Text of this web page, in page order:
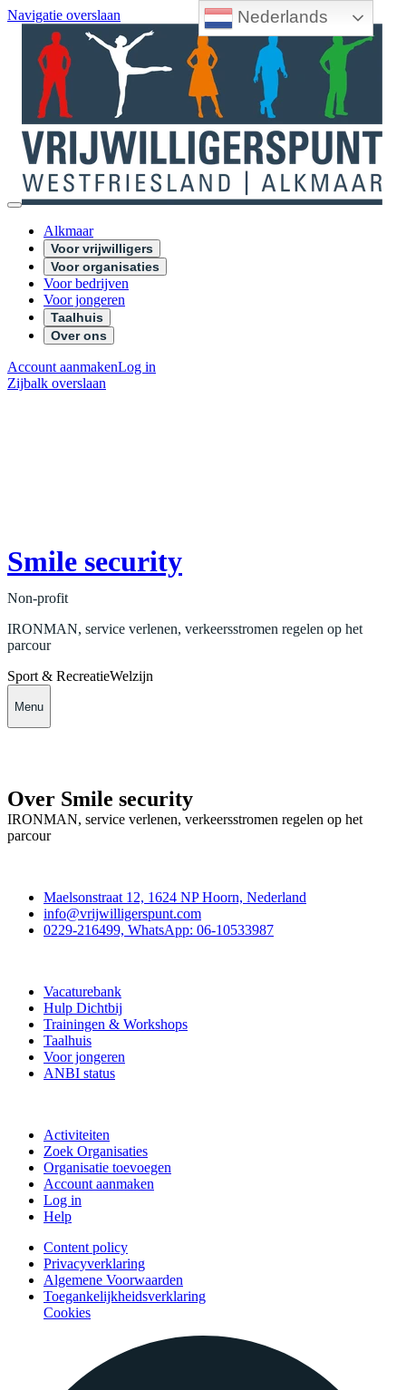
Nederlands
Navigatie overslaan
Alkmaar
Voor vrijwilligers
Voor organisaties
Voor bedrijven
Voor jongeren
Taalhuis
Over ons
Account aanmakenLog in
Zijbalk overslaan
Smile security
Non-profit
IRONMAN, service verlenen, verkeersstromen regelen op het
parcour
Sport & RecreatieWelzijn
Menu
Over Smile security
IRONMAN, service verlenen, verkeersstromen regelen op het
parcour
Maelsonstraat 12, 1624 NP Hoorn, Nederland
info@vrijwilligerspunt.com
0229-216499, WhatsApp: 06-10533987
Vacaturebank
Hulp Dichtbij
Trainingen & Workshops
Taalhuis
Voor jongeren
ANBI status
Activiteiten
Zoek Organisaties
Organisatie toevoegen
Account aanmaken
Log in
Help
Content policy
Privacyverklaring
Algemene Voorwaarden
Toegankelijkheidsverklaring
Cookies